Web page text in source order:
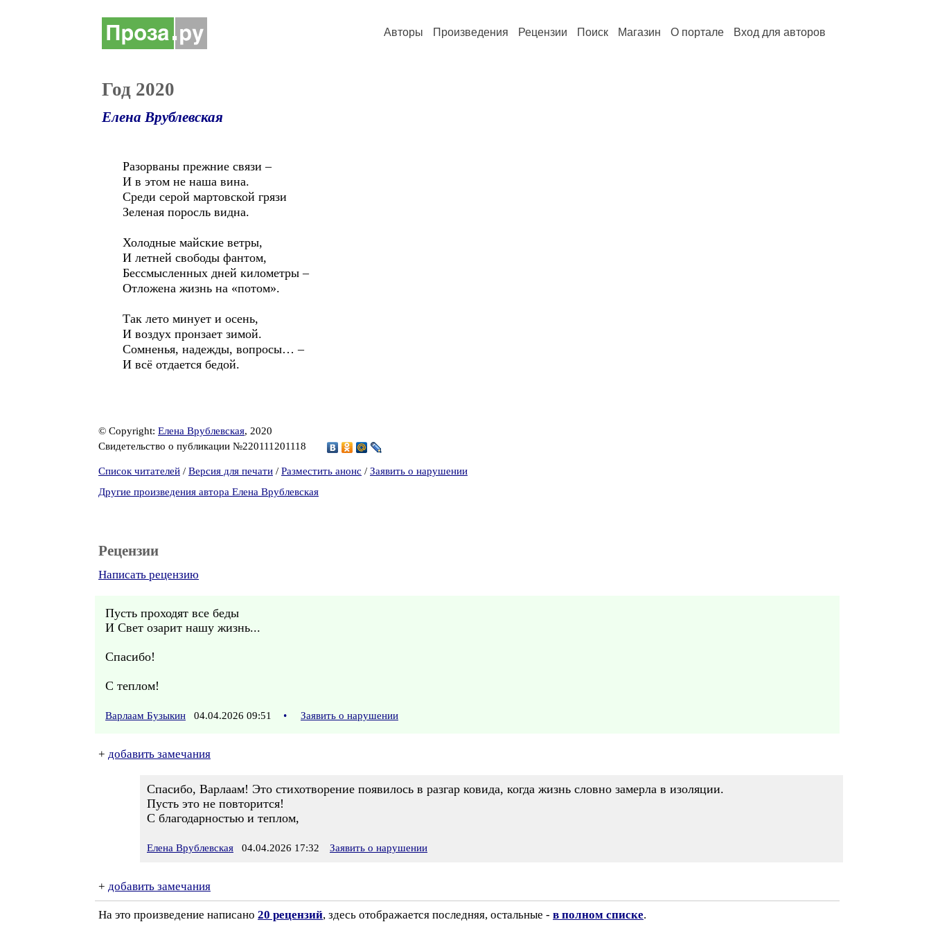
Авторы Произведения Рецензии Поиск Магазин О портале Вход для авторов
Год 2020
Елена Врублевская
Разорваны прежние связи –
И в этом не наша вина.
Среди серой мартовской грязи
Зеленая поросль видна.
Холодные майские ветры,
И летней свободы фантом,
Бессмысленных дней километры –
Отложена жизнь на «потом».
Так лето минует и осень,
И воздух пронзает зимой.
Сомненья, надежды, вопросы… –
И всё отдается бедой.
© Copyright: Елена Врублевская, 2020
Свидетельство о публикации №220111201118
Список читателей / Версия для печати / Разместить анонс / Заявить о нарушении
Другие произведения автора Елена Врублевская
Рецензии
Написать рецензию
Пусть проходят все беды
И Свет озарит нашу жизнь...
Спасибо!
С теплом!
Варлаам Бузыкин 04.04.2026 09:51 • Заявить о нарушении
+ добавить замечания
Спасибо, Варлаам! Это стихотворение появилось в разгар ковида, когда жизнь словно замерла в изоляции.
Пусть это не повторится!
С благодарностью и теплом,
Елена Врублевская 04.04.2026 17:32 Заявить о нарушении
+ добавить замечания
На это произведение написано 20 рецензий, здесь отображается последняя, остальные - в полном списке.